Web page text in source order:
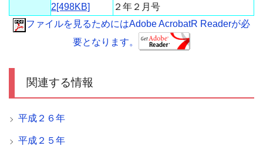
2[498KB]
２年２月号
ファイルを見るためにはAdobe AcrobatR Readerが必
要となります。
関連する情報
平成２６年
平成２５年